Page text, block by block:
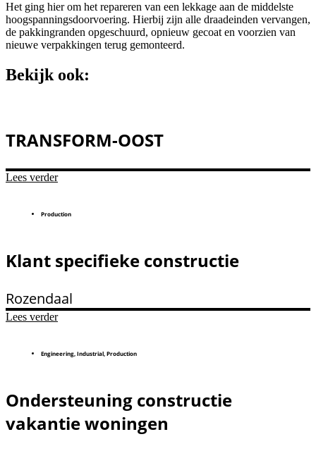
Het ging hier om het repareren van een lekkage aan de middelste
hoogspanningsdoorvoering. Hierbij zijn alle draadeinden vervangen,
de pakkingranden opgeschuurd, opnieuw gecoat en voorzien van
nieuwe verpakkingen terug gemonteerd.
Bekijk ook:
TRANSFORM-OOST
Lees verder
Production
Klant specifieke constructie
Rozendaal
Lees verder
Engineering,Industrial,Production
Ondersteuning constructie
vakantie woningen